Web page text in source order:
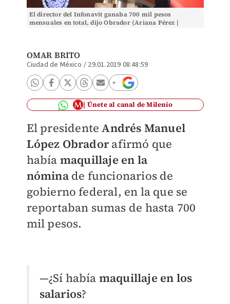
El director del Infonavit ganaba 700 mil pesos
mensuales en total, dijo Obrador (Ariana Pérez |
OMAR BRITO
Ciudad de México / 29.01.2019 08:48:59
Únete al canal de Milenio
El presidenteAndrés Manuel
López Obradorafirmó que
había maquillaje en la
nóminade funcionarios de
gobierno federal, en la que se
reportaban sumas de hasta 700
mil pesos.
—¿Sí había maquillaje en los
salarios?